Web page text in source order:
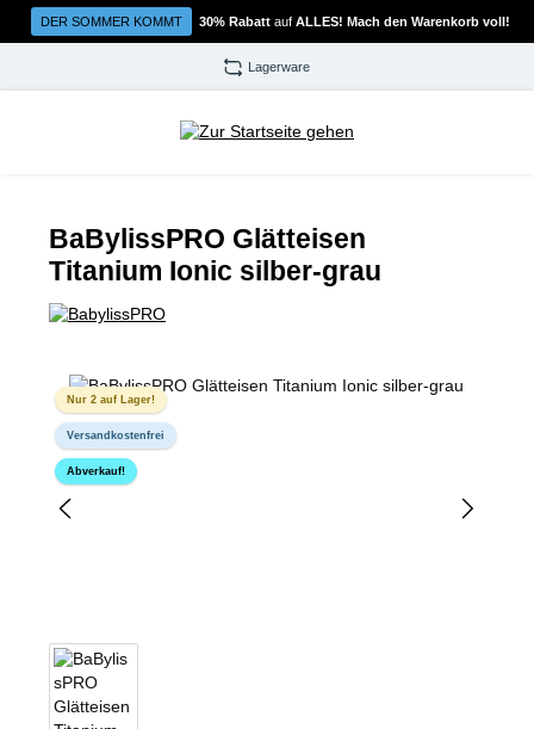
Zum Hauptinhalt springen
DER SOMMER KOMMT 30% Rabatt auf ALLES! Mach den Warenkorb voll!
Lagerware
BaBylissPRO Glätteisen
Titanium Ionic silber-grau
Bildergalerie überspringen
Nur 2 auf Lager!
Versandkostenfrei
Abverkauf!